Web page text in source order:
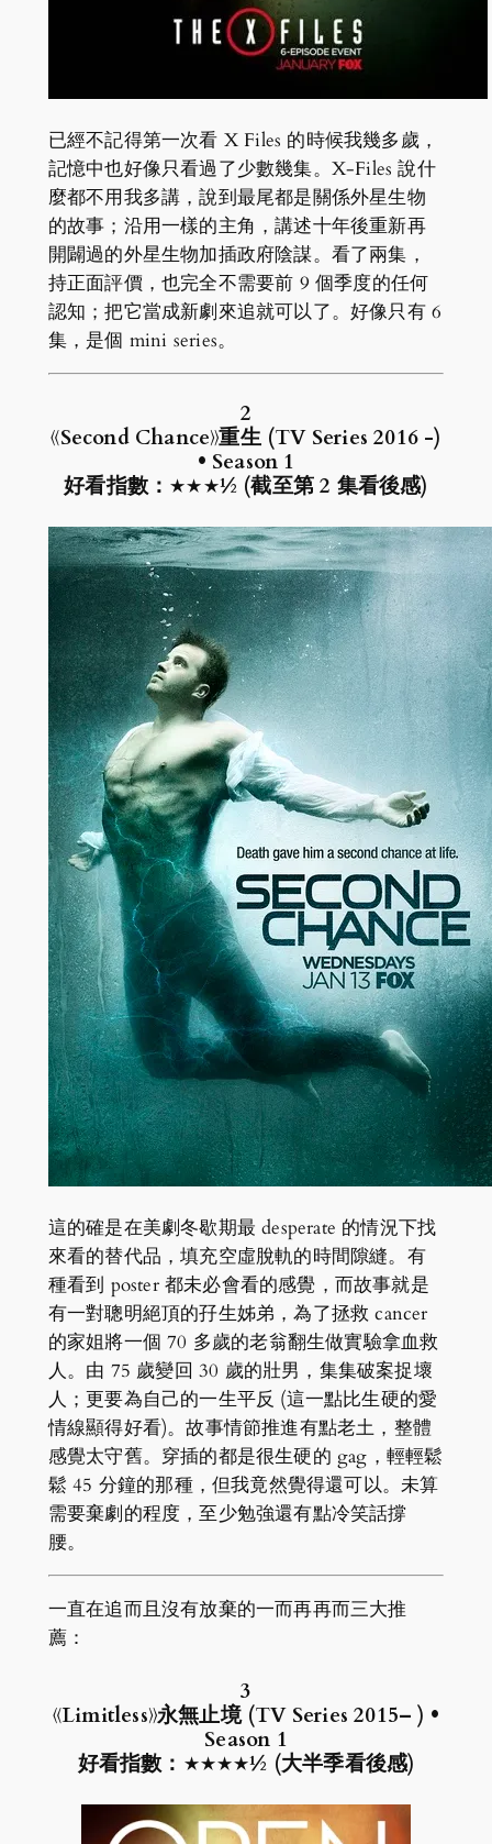
已經不記得第一次看 X Files 的時候我幾多歲，
記憶中也好像只看過了少數幾集。X-Files 說什
麼都不用我多講，說到最尾都是關係外星生物
的故事；沿用一樣的主角，講述十年後重新再
開闢過的外星生物加插政府陰謀。看了兩集，
持正面評價，也完全不需要前 9 個季度的任何
認知；把它當成新劇來追就可以了。好像只有 6
集，是個 mini series。
2
《Second Chance》重生 (TV Series 2016 -)
• Season 1
好看指數：★★★½ (截至第 2 集看後感)
這的確是在美劇冬歇期最 desperate 的情況下找
來看的替代品，填充空虛脫軌的時間隙縫。有
種看到 poster 都未必會看的感覺，而故事就是
有一對聰明絕頂的孖生姊弟，為了拯救 cancer
的家姐將一個 70 多歲的老翁翻生做實驗拿血救
人。由 75 歲變回 30 歲的壯男，集集破案捉壞
人；更要為自己的一生平反 (這一點比生硬的愛
情線顯得好看)。故事情節推進有點老土，整體
感覺太守舊。穿插的都是很生硬的 gag，輕輕鬆
鬆 45 分鐘的那種，但我竟然覺得還可以。未算
需要棄劇的程度，至少勉強還有點冷笑話撐
腰。
一直在追而且沒有放棄的一而再再而三大推
薦：
3
《Limitless》永無止境 (TV Series 2015– ) •
Season 1
好看指數：★★★★½ (大半季看後感)